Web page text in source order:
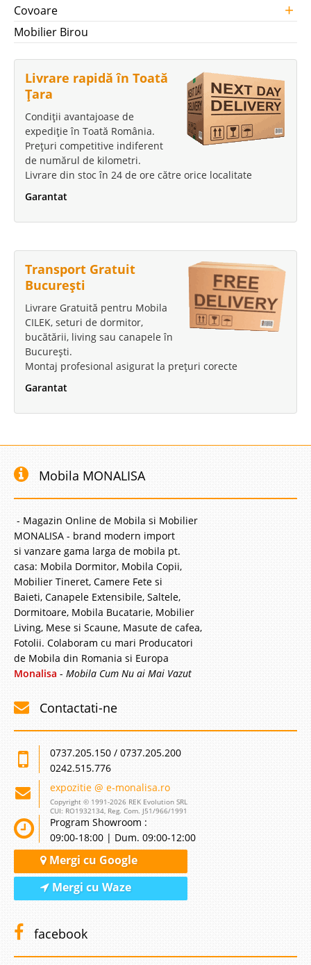
Covoare +
Mobilier Birou
Livrare rapidă în Toată
Țara
Condiții avantajoase de
expediție în Toată România.
Prețuri competitive indiferent
de numărul de kilometri.
Livrare din stoc în 24 de ore către orice localitate
Garantat
Transport Gratuit
București
Livrare Gratuită pentru Mobila
CILEK, seturi de dormitor,
bucătării, living sau canapele în
București.
Montaj profesional asigurat la prețuri corecte
Garantat
Mobila MONALISA
- Magazin Online de Mobila si Mobilier
MONALISA - brand modern import
si vanzare gama larga de mobila pt.
casa: Mobila Dormitor, Mobila Copii,
Mobilier Tineret, Camere Fete si
Baieti, Canapele Extensibile, Saltele,
Dormitoare, Mobila Bucatarie, Mobilier
Living, Mese si Scaune, Masute de cafea,
Fotolii. Colaboram cu mari Producatori
de Mobila din Romania si Europa
Monalisa - Mobila Cum Nu ai Mai Vazut
Contactati-ne
0737.205.150 / 0737.205.200
0242.515.776
expozitie @ e-monalisa.ro
Copyright © 1991-2026 REK Evolution SRL
CUI: RO1932134, Reg. Com. J51/966/1991
Program Showroom :
09:00-18:00 | Dum. 09:00-12:00
Mergi cu Google
Mergi cu Waze
facebook